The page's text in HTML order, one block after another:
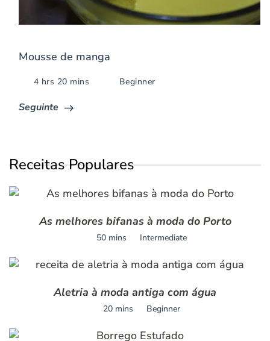
Mousse de manga
4 hrs 20 mins Beginner
Seguinte
Receitas Populares
As melhores bifanas à moda do Porto
50 mins Intermediate
Aletria à moda antiga com água
20 mins Beginner